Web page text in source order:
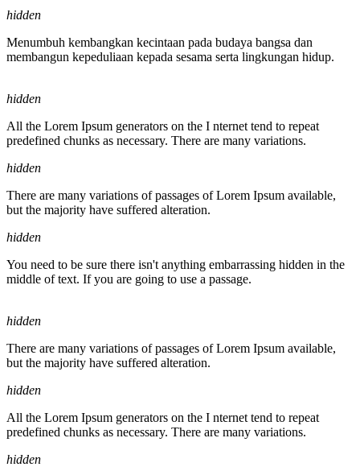
hidden
Menumbuh kembangkan kecintaan pada budaya bangsa dan
membangun kepeduliaan kepada sesama serta lingkungan hidup.
hidden
All the Lorem Ipsum generators on the I nternet tend to repeat
predefined chunks as necessary. There are many variations.
hidden
There are many variations of passages of Lorem Ipsum available,
but the majority have suffered alteration.
hidden
You need to be sure there isn't anything embarrassing hidden in the
middle of text. If you are going to use a passage.
hidden
There are many variations of passages of Lorem Ipsum available,
but the majority have suffered alteration.
hidden
All the Lorem Ipsum generators on the I nternet tend to repeat
predefined chunks as necessary. There are many variations.
hidden